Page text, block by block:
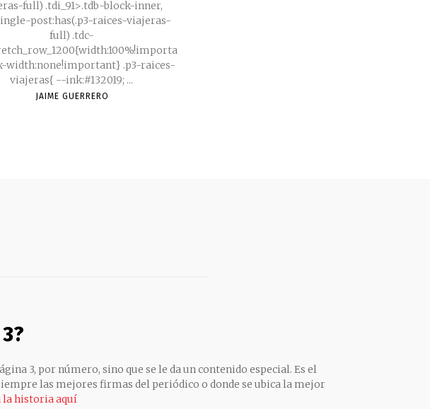
full) .tdi_91>.tdb-block-inner,
post:has(.p3-raices-viajeras-
full) .tdc-
.p3-raices-
viajeras{ --ink:#132019; ...
JAIME GUERRERO
3, por número, sino que se le da un contenido especial. Es el
las mejores firmas del periódico o donde se ubica la mejor
la historia aquí